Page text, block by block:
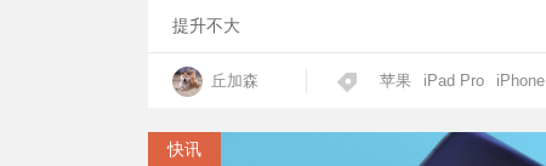
提升不大
丘加森 苹果 iPad Pro iPhone
快讯